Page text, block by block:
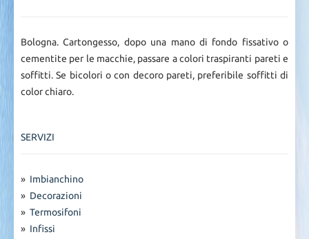
Bologna. Cartongesso, dopo una mano di fondo fissativo o
cementite per le macchie, passare a colori traspiranti pareti e
soffitti. Se bicolori o con decoro pareti, preferibile soffitti di
color chiaro.
SERVIZI
» Imbianchino
» Decorazioni
» Termosifoni
» Infissi